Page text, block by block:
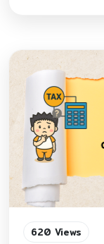
620 Views